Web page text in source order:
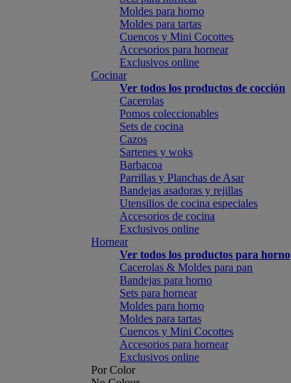
Moldes para horno
Moldes para tartas
Cuencos y Mini Cocottes
Accesorios para hornear
Exclusivos online
Cocinar
Ver todos los productos de cocción
Cacerolas
Pomos coleccionables
Sets de cocina
Cazos
Sartenes y woks
Barbacoa
Parrillas y Planchas de Asar
Bandejas asadoras y rejillas
Utensilios de cocina especiales
Accesorios de cocina
Exclusivos online
Hornear
Ver todos los productos para horno
Cacerolas & Moldes para pan
Bandejas para horno
Sets para hornear
Moldes para horno
Moldes para tartas
Cuencos y Mini Cocottes
Accesorios para hornear
Exclusivos online
Por Color